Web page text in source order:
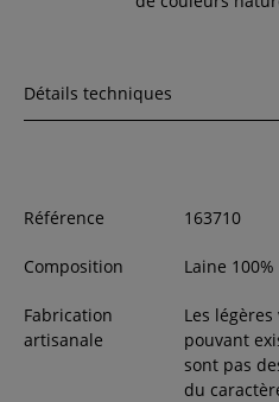
Détails techniques
Référence 163710
Composition Laine 100%
Fabrication
artisanale
Les
pouvant
sont pas
du